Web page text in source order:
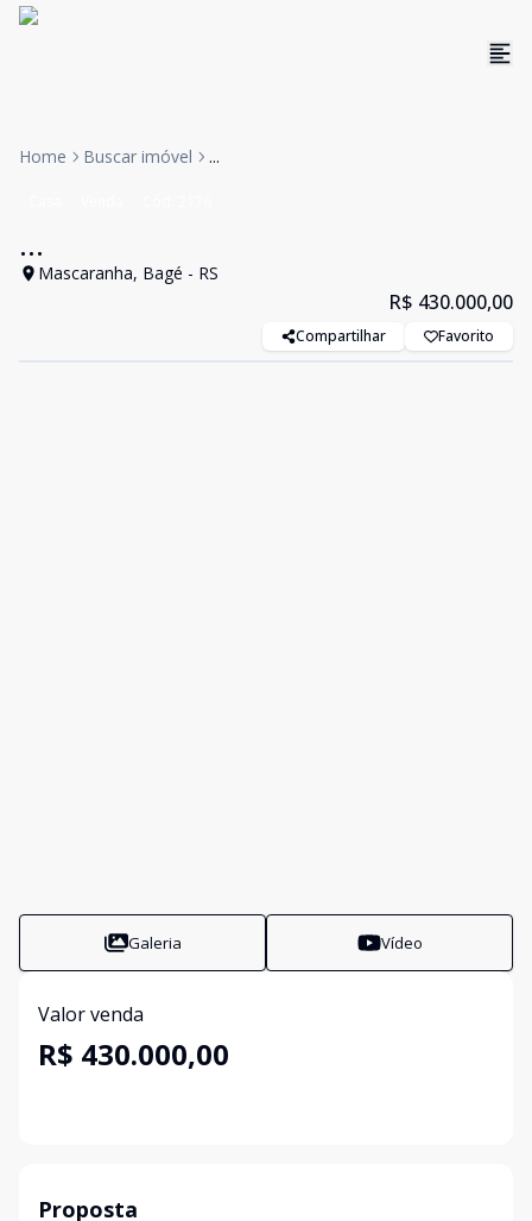
Home Buscar imóvel ...
...
Mascaranha, Bagé - RS
R$ 430.000,00
Compartilhar Favorito
Galeria Vídeo
Valor venda
R$ 430.000,00
Proposta